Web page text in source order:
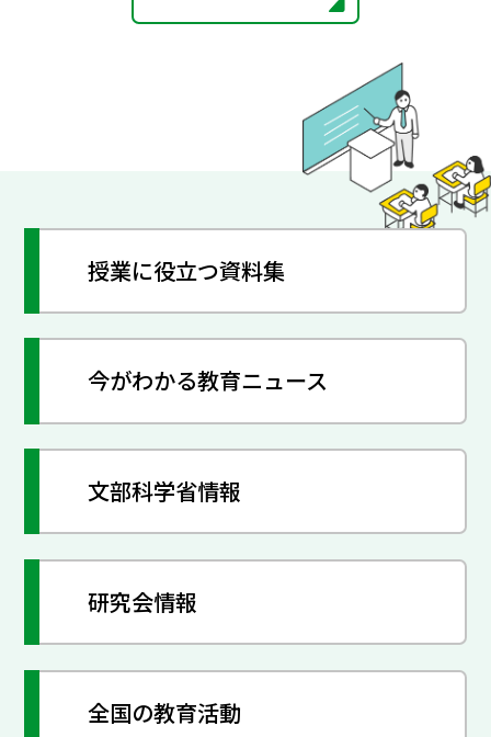
授業に役立つ資料集
今がわかる教育ニュース
文部科学省情報
研究会情報
全国の教育活動